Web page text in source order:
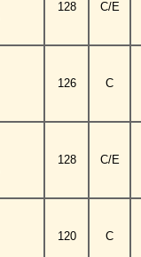
128 C/E
126 C
128 C/E
120 C